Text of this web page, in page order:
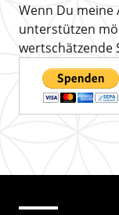
Wenn Du meine
unterstützen
wertschätzende